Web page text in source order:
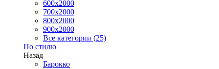
600x2000
700x2000
800x2000
900x2000
Все категории (25)
По стилю
Назад
Барокко